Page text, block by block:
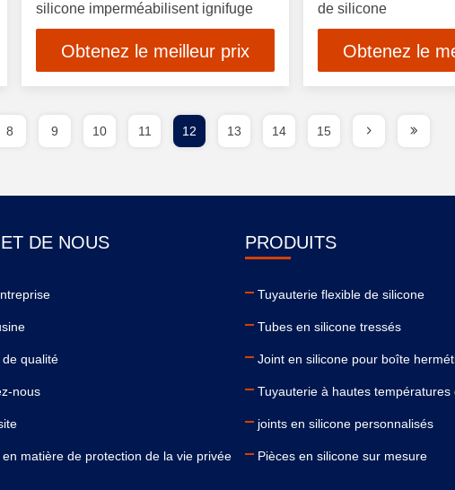
silicone imperméabilisent ignifuge
Obtenez le meilleur prix
de silicone
Obtenez le
8 9 10 11 12 13 14 15
DE NOUS
qualité
nous
en matière de protection de la vie privée
PRODUITS
Tuyauterie flexible de silicone
Tubes en silicone tressés
Joint en silicone pour boîte
Tuyauterie à hautes températures
joints en silicone personnalisés
Pièces en silicone sur mesure